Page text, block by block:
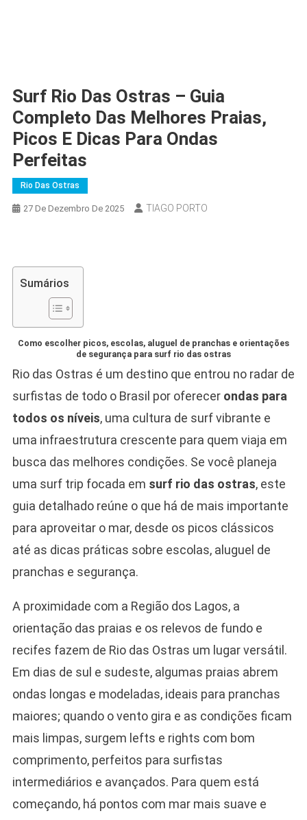
Surf Rio Das Ostras – Guia
Completo Das Melhores Praias,
Picos E Dicas Para Ondas
Perfeitas
Rio Das Ostras
27 De Dezembro De 2025 TIAGO PORTO
Sumários
Como escolher picos, escolas, aluguel de pranchas e orientações
de segurança para surf rio das ostras
Rio das Ostras é um destino que entrou no radar de
surfistas de todo o Brasil por oferecer ondas para
todos os níveis, uma cultura de surf vibrante e
uma infraestrutura crescente para quem viaja em
busca das melhores condições. Se você planeja
uma surf trip focada em surf rio das ostras, este
guia detalhado reúne o que há de mais importante
para aproveitar o mar, desde os picos clássicos
até as dicas práticas sobre escolas, aluguel de
pranchas e segurança.
A proximidade com a Região dos Lagos, a
orientação das praias e os relevos de fundo e
recifes fazem de Rio das Ostras um lugar versátil.
Em dias de sul e sudeste, algumas praias abrem
ondas longas e modeladas, ideais para pranchas
maiores; quando o vento gira e as condições ficam
mais limpas, surgem lefts e rights com bom
comprimento, perfeitos para surfistas
intermediários e avançados. Para quem está
começando, há pontos com mar mais suave e